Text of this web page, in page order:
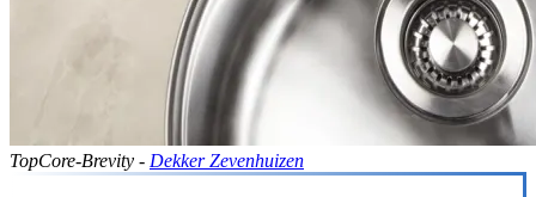
TopCore-Brevity - Dekker Zevenhuizen